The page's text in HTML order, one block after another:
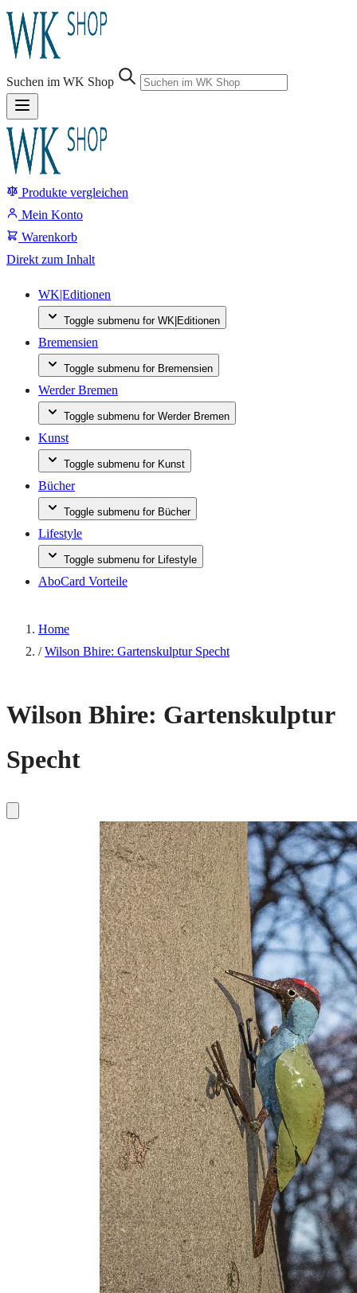
Navigation
Suchen im WK Shop
Produkte vergleichen
Suche
Mein Konto
Warenkorb
Direkt zum Inhalt
WK|Editionen
Toggle submenu for WK|Editionen
Bremensien
Toggle submenu for Bremensien
Werder Bremen
Toggle submenu for Werder Bremen
Kunst
Toggle submenu for Kunst
Bücher
Toggle submenu for Bücher
Lifestyle
Toggle submenu for Lifestyle
AboCard Vorteile
Home
/ Wilson Bhire: Gartenskulptur Specht
Wilson Bhire: Gartenskulptur
Specht